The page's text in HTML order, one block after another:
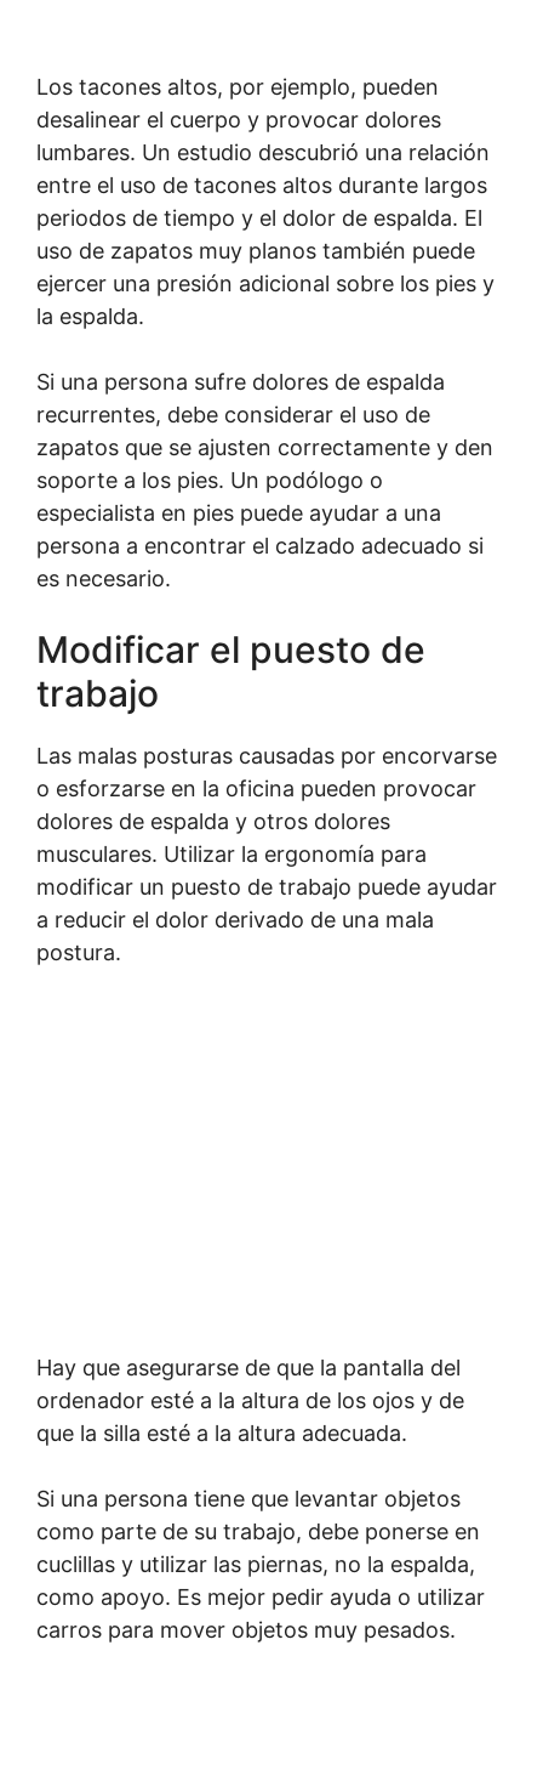
Los tacones altos, por ejemplo, pueden
desalinear el cuerpo y provocar dolores
lumbares. Un estudio descubrió una relación
entre el uso de tacones altos durante largos
periodos de tiempo y el dolor de espalda. El
uso de zapatos muy planos también puede
ejercer una presión adicional sobre los pies y
la espalda.
Si una persona sufre dolores de espalda
recurrentes, debe considerar el uso de
zapatos que se ajusten correctamente y den
soporte a los pies. Un podólogo o
especialista en pies puede ayudar a una
persona a encontrar el calzado adecuado si
es necesario.
Modificar el puesto de
trabajo
Las malas posturas causadas por encorvarse
o esforzarse en la oficina pueden provocar
dolores de espalda y otros dolores
musculares. Utilizar la ergonomía para
modificar un puesto de trabajo puede ayudar
a reducir el dolor derivado de una mala
postura.
Hay que asegurarse de que la pantalla del
ordenador esté a la altura de los ojos y de
que la silla esté a la altura adecuada.
Si una persona tiene que levantar objetos
como parte de su trabajo, debe ponerse en
cuclillas y utilizar las piernas, no la espalda,
como apoyo. Es mejor pedir ayuda o utilizar
carros para mover objetos muy pesados.